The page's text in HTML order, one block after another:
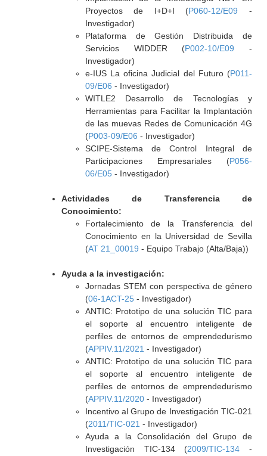
Proyectos de I+D+I (P060-12/E09 -
Investigador)
Plataforma de Gestión Distribuida de
Servicios WIDDER (P002-10/E09 -
Investigador)
e-IUS La oficina Judicial del Futuro (P011-
09/E06 - Investigador)
WITLE2 Desarrollo de Tecnologías y
Herramientas para Facilitar la Implantación
de las muevas Redes de Comunicación 4G
(P003-09/E06 - Investigador)
SCIPE-Sistema de Control Integral de
Participaciones Empresariales (P056-
06/E05- Investigador)
Actividades de Transferencia de
Conocimiento:
Fortalecimiento de la Transferencia del
Conocimiento en la Universidad de Sevilla
(AT 21_00019 - Equipo Trabajo (Alta/Baja))
Ayuda a la investigación:
Jornadas STEM con perspectiva de género
(06-1ACT-25- Investigador)
ANTIC: Prototipo de una solución TIC para
el soporte al encuentro inteligente de
perfiles de entornos de emprendedurismo
(APPIV.11/2021 - Investigador)
ANTIC: Prototipo de una solución TIC para
el soporte al encuentro inteligente de
perfiles de entornos de emprendedurismo
(APPIV.11/2020- Investigador)
Incentivo al Grupo de Investigación TIC-021
(2011/TIC-021 - Investigador)
Ayuda a la Consolidación del Grupo de
Investigación TIC-134 (2009/TIC-134 -